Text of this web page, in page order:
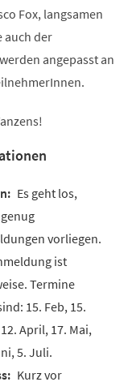
Fox, langsamen
auch der
angepasst an
Es geht los,
vorliegen.
ist
Termine
15. Feb, 15.
April, 17. Mai,
5. Juli.
Kurz vor